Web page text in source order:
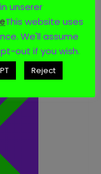
unserer
This website uses
We'll assume
out if you wish.
Reject